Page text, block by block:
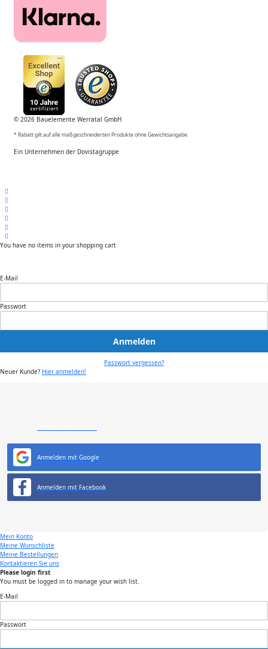
© 2026 Bauelemente Werratal GmbH
* Rabatt gilt auf alle maßgeschneiderten Produkte ohne Gewichtsangabe.
Ein Unternehmen der Dovistagruppe
You have no items in your shopping cart
E-Mail
Passwort
Anmelden
Passwort vergessen?
Neuer Kunde? Hier anmelden!
Anmelden mit Google
Anmelden mit Facebook
Mein Konto
Meine Wunschliste
Meine Bestellungen
Kontaktieren Sie uns
Please login first
You must be logged in to manage your wish list.
E-Mail
Passwort